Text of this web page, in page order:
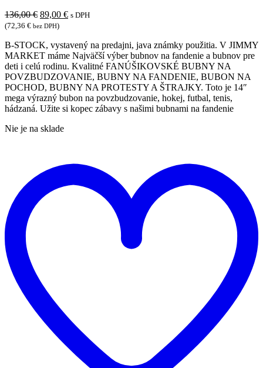
136,00€ Pôvodná
cena
136,00 €.
89,00 €Aktuálna
89,00 €.
s DPH
(72,36 € bez DPH)
B-STOCK, vystavený na predajni, java známky použitia. V JIMMY
MARKET máme Najväčší výber bubnov na fandenie a bubnov pre
deti i celú rodinu. Kvalitné FANÚŠIKOVSKÉ BUBNY NA
POVZBUDZOVANIE, BUBNY NA FANDENIE, BUBON NA
POCHOD, BUBNY NA PROTESTY A ŠTRAJKY. Toto je 14″
mega výrazný bubon na povzbudzovanie, hokej, futbal, tenis,
hádzaná. Užite si kopec zábavy s našimi bubnami na fandenie
Nie je na sklade